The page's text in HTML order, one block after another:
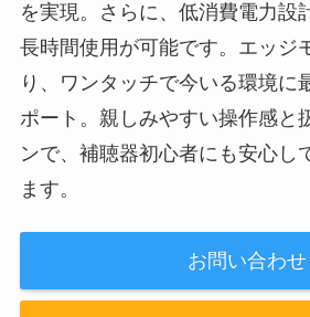
を実現。さらに、低消費電力設
長時間使用が可能です。エッジ
り、ワンタッチで今いる環境に
ポート。親しみやすい操作感と
ンで、補聴器初心者にも安心し
ます。
お問い合わせ